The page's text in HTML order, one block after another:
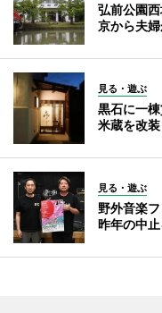
弘前公園
京から夫
見る・遊ぶ
黒石に一
米蔵を改装
見る・遊ぶ
野外音楽
昨年の中